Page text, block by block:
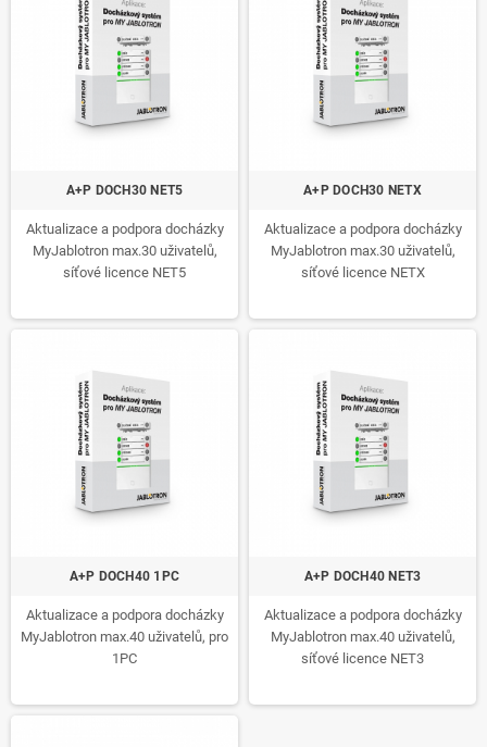
A+P DOCH30 NET5
Aktualizace a podpora docházky
MyJablotron max.30 uživatelů,
síťové licence NET5
A+P DOCH30 NETX
Aktualizace a podpora docházky
MyJablotron max.30 uživatelů,
síťové licence NETX
A+P DOCH40 1PC
Aktualizace a podpora docházky
MyJablotron max.40 uživatelů, pro
1PC
A+P DOCH40 NET3
Aktualizace a podpora docházky
MyJablotron max.40 uživatelů,
síťové licence NET3